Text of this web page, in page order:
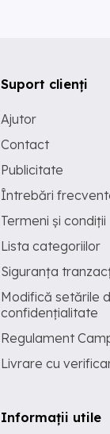
Suport clienți
Ajutor
Contact
Publicitate
Întrebări
Termeni și condiții
Lista categoriilor
Siguranța
Modifică setările
confidențialitate
Regulament
Livrare cu
Informații utile